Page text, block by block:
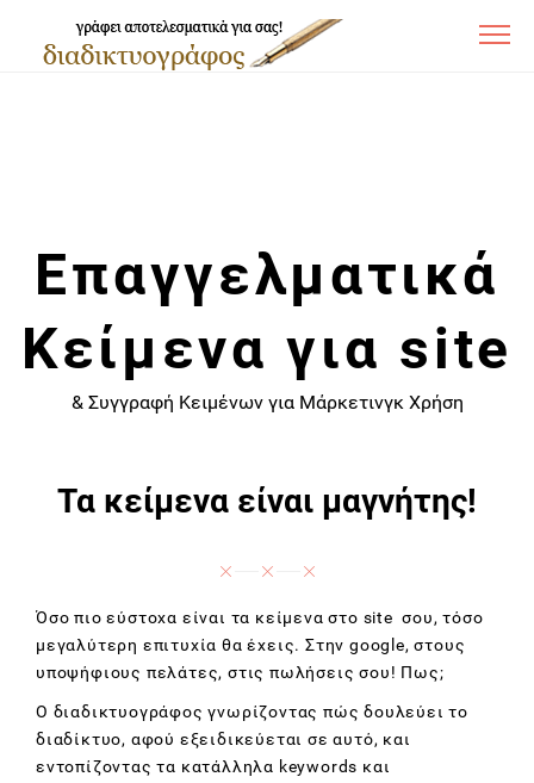
Επαγγελματικά
Κείμενα για site
& Συγγραφή Κειμένων για Μάρκετινγκ Χρήση
Τα κείμενα είναι μαγνήτης!
Όσο πιο εύστοχα είναι τα κείμενα στο site σου, τόσο
μεγαλύτερη επιτυχία θα έχεις. Στην google, στους
υποψήφιους πελάτες, στις πωλήσεις σου! Πως;
Ο διαδικτυογράφος γνωρίζοντας πώς δουλεύει το
διαδίκτυο, αφού εξειδικεύεται σε αυτό, και
εντοπίζοντας τα κατάλληλα keywords και